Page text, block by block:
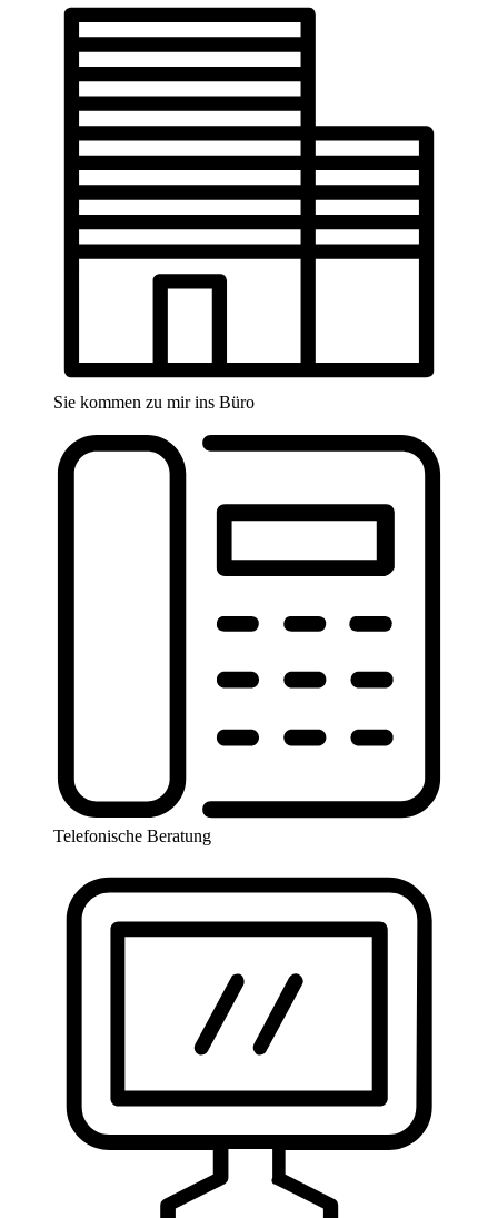
Sie kommen zu mir ins Büro
Telefonische Beratung